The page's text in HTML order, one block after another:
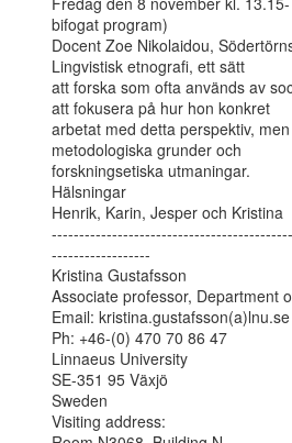
bifogat program)
Docent Zoe Nikolaidou,
Lingvistisk etnografi, ett sätt
att forska som ofta används av
att fokusera på hur hon konkret
arbetat med detta perspektiv,
metodologiska grunder och
forskningsetiska utmaningar.
Hälsningar
Henrik, Karin, Jesper och Kristina
------------------
Kristina Gustafsson
Associate professor, Department
Email: kristina.gustafsson(a)lnu.se
Ph: +46-(0) 470 70 86 47
Linnaeus University
SE-351 95 Växjö
Sweden
Visiting address: